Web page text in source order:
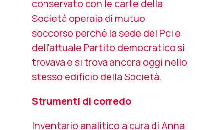
conservato con le carte della
Società operaia di mutuo
soccorso perché la sede del Pci e
dell'attuale Partito democratico si
trovava e si trova ancora oggi nello
stesso edificio della Società.
Strumenti di corredo
Inventario analitico a cura di Anna